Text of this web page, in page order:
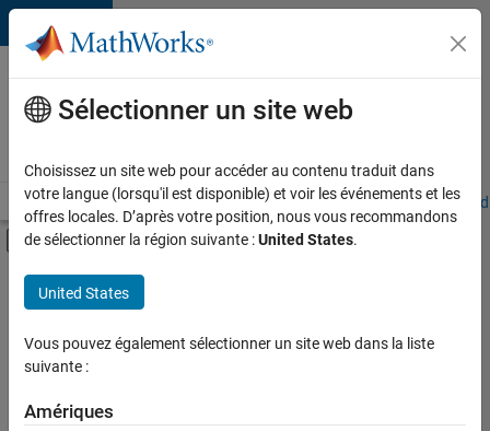
Passer au contenu
Votre
carrière
chez
Accueil Explorer nos opportunités Adresses de nos bureaux
Activer/désactiver l'affichage du menu
Contenu principal
FILTRER PAR
Stages
Technologies de l’information
Ventes pour l'éducation
Sélectionner un site web
Choisissez un site web pour accéder au contenu traduit dans
votre langue (lorsqu'il est disponible) et voir les événements et les
offres locales. D’après votre position, nous vous recommandons
de sélectionner la région suivante :United States.
United States
Vous pouvez également sélectionner un site web dans la liste
suivante :
Amériques